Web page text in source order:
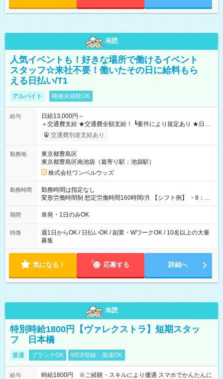
未読
人気イベントも！好きな場所で働けるイベント
スタッフ☆来社不要！働いたその日に給料もら
える日払い/T1
アルバイト 職種未経験OK
給与
日給13,000円～
＋交通費支給 ★交通費全額支給！ ┗案件により規定あり ★日払
いOK！（規定あり） ┗働いたその日に現金GET♪ お仕事後はコ
ンビニATMから 日払い分を引き落とせます！ 【試用期間】試
交通費別途支給あり
勤務地
東京都豊島区
東京都豊島区南池袋（最寄り駅：池袋駅）
株式会社ワンベルウッズ
勤務時間
勤務時間は指定なし
変形労働時間制 想定労働時間160時間/月 【シフト例】 ・8：00
～21：00
期間 単発・1日のみOK
特徴
週1日からOK / 日払いOK / 副業・WワークOK / 10名以上の大量
募集
気になる！ 応募する 詳細へ
未読
特別時給1800円【ヴァレクストラ】短期スタッ
フ 日本橋
派遣 ブランクOK WEB登録・面接OK
給与
時給1800円 ※ご経験・スキルにより優遇 スマホでかんたんに